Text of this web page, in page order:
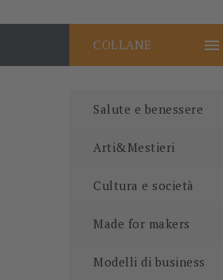

COLLANE
Salute e benessere
Arti&Mestieri
Cultura e società
Made for makers
Modelli di business